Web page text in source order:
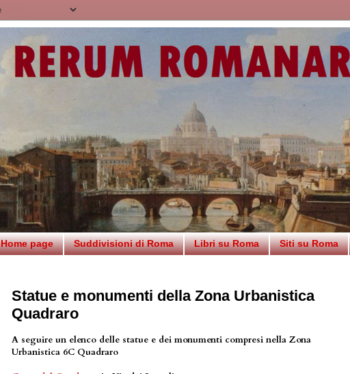
Home page Suddivisioni di Roma Libri su Roma Siti su Roma
Statue e monumenti della Zona Urbanistica
Quadraro
A seguire un elenco delle statue e dei monumenti compresi nella Zona
Urbanistica 6C Quadraro